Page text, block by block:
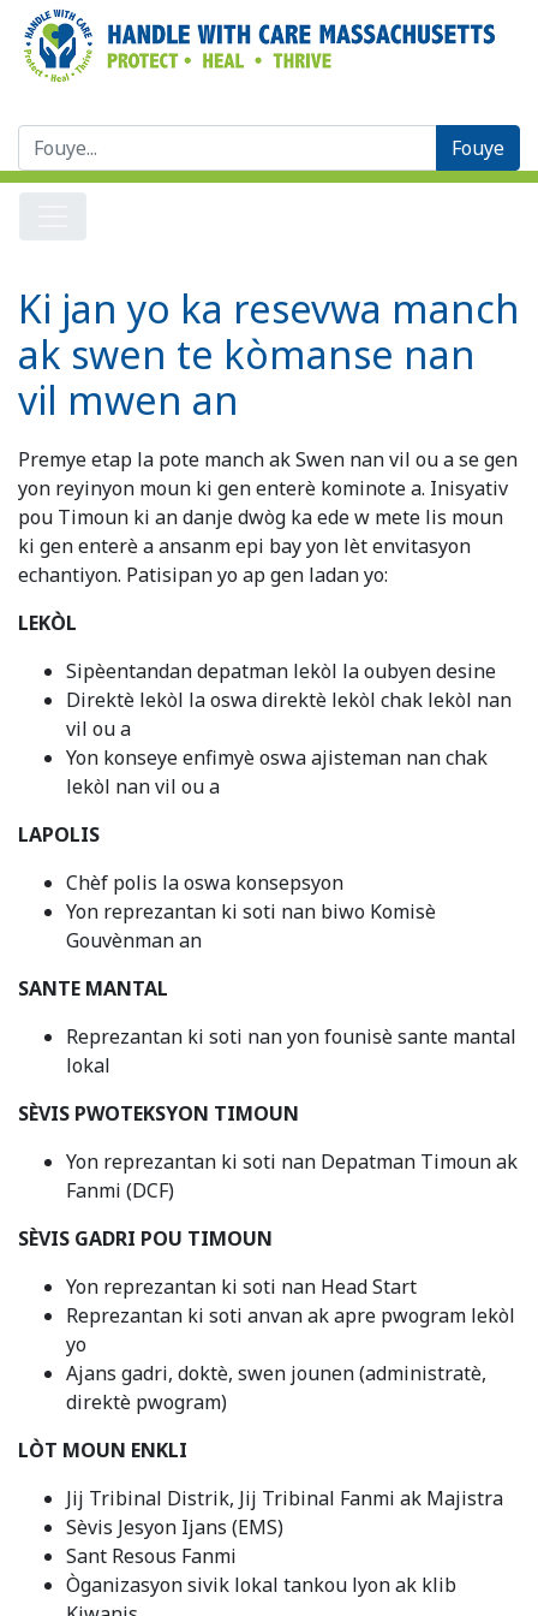
Chèche:
Ki jan yo ka resevwa manch
ak swen te kòmanse nan
vil mwen an
Premye etap la pote manch ak Swen nan vil ou a se gen
yon reyinyon moun ki gen enterè kominote a. Inisyativ
pou Timoun ki an danje dwòg ka ede w mete lis moun
ki gen enterè a ansanm epi bay yon lèt envitasyon
echantiyon. Patisipan yo ap gen ladan yo:
LEKÒL
Sipèentandan depatman lekòl la oubyen desine
Direktè lekòl la oswa direktè lekòl chak lekòl nan
vil ou a
Yon konseye enfimyè oswa ajisteman nan chak
lekòl nan vil ou a
LAPOLIS
Chèf polis la oswa konsepsyon
Yon reprezantan ki soti nan biwo Komisè
Gouvènman an
SANTE MANTAL
Reprezantan ki soti nan yon founisè sante mantal
lokal
SÈVIS PWOTEKSYON TIMOUN
Yon reprezantan ki soti nan Depatman Timoun ak
Fanmi (DCF)
SÈVIS GADRI POU TIMOUN
Yon reprezantan ki soti nan Head Start
Reprezantan ki soti anvan ak apre pwogram lekòl
yo
Ajans gadri, doktè, swen jounen (administratè,
direktè pwogram)
LÒT MOUN ENKLI
Jij Tribinal Distrik, Jij Tribinal Fanmi ak Majistra
Sèvis Jesyon Ijans (EMS)
Sant Resous Fanmi
Òganizasyon sivik lokal tankou lyon ak klib